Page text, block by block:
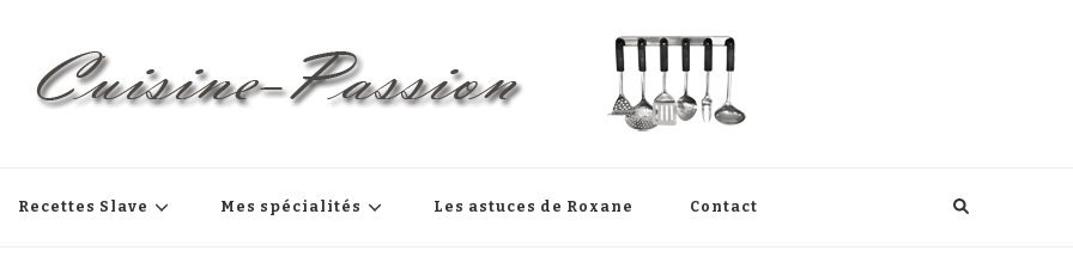
Recettes Slave Mes spécialités Les astuces de Roxane Contact